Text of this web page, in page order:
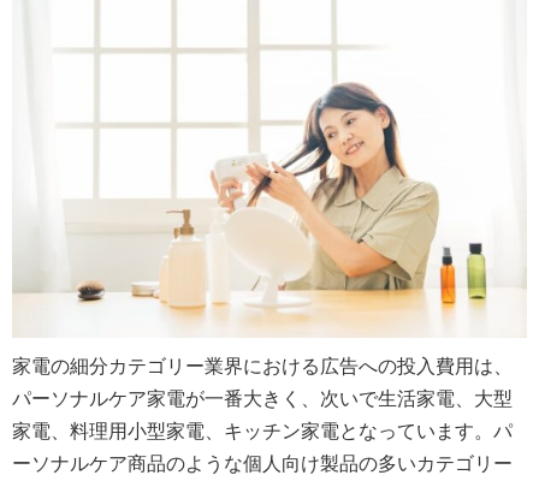
家電の細分カテゴリー業界における広告への投入費用は、
パーソナルケア家電が一番大きく、次いで生活家電、大型
家電、料理用小型家電、キッチン家電となっています。パ
ーソナルケア商品のような個人向け製品の多いカテゴリー